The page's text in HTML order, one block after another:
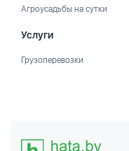
Агроусадьбы на сутки
Услуги
Грузоперевозки